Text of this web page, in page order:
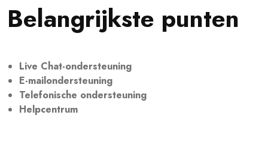
Belangrijkste punten
Live Chat-ondersteuning
E-mailondersteuning
Telefonische ondersteuning
Helpcentrum